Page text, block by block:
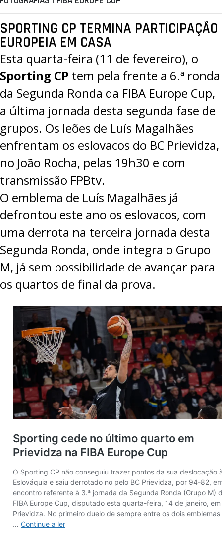
SPORTING CP TERMINA PARTICIPAÇÃO
EUROPEIA EM CASA
Esta quarta-feira (11 de fevereiro), o
Sporting CP tem pela frente a 6.ª ronda
da Segunda Ronda da FIBA Europe Cup,
a última jornada desta segunda fase de
grupos. Os leões de Luís Magalhães
enfrentam os eslovacos do BC Prievidza,
no João Rocha, pelas 19h30 e com
transmissão FPBtv.
O emblema de Luís Magalhães já
defrontou este ano os eslovacos, com
uma derrota na terceira jornada desta
Segunda Ronda, onde integra o Grupo
M, já sem possibilidade de avançar para
os quartos de final da prova.